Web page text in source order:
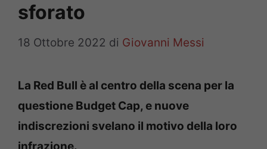
sforato
18 Ottobre 2022 di Giovanni Messi
La Red Bull è al centro della scena per la
questione Budget Cap, e nuove
indiscrezioni svelano il motivo della loro
infrazione.